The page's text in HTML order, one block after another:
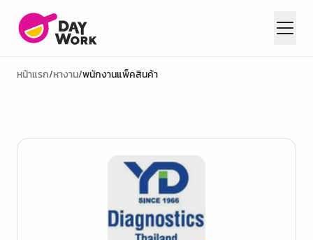
หน้าแรก/หางาน/พนักงานแพ็คสินค้า